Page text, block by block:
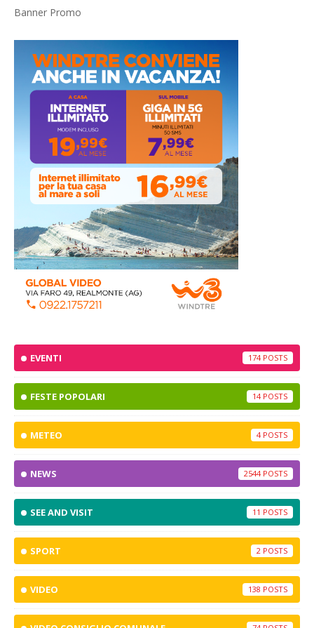
Banner Promo
EVENTI 174
FESTE POPOLARI 14
METEO 4
NEWS 2544
SEE AND VISIT 11
SPORT 2
VIDEO 138